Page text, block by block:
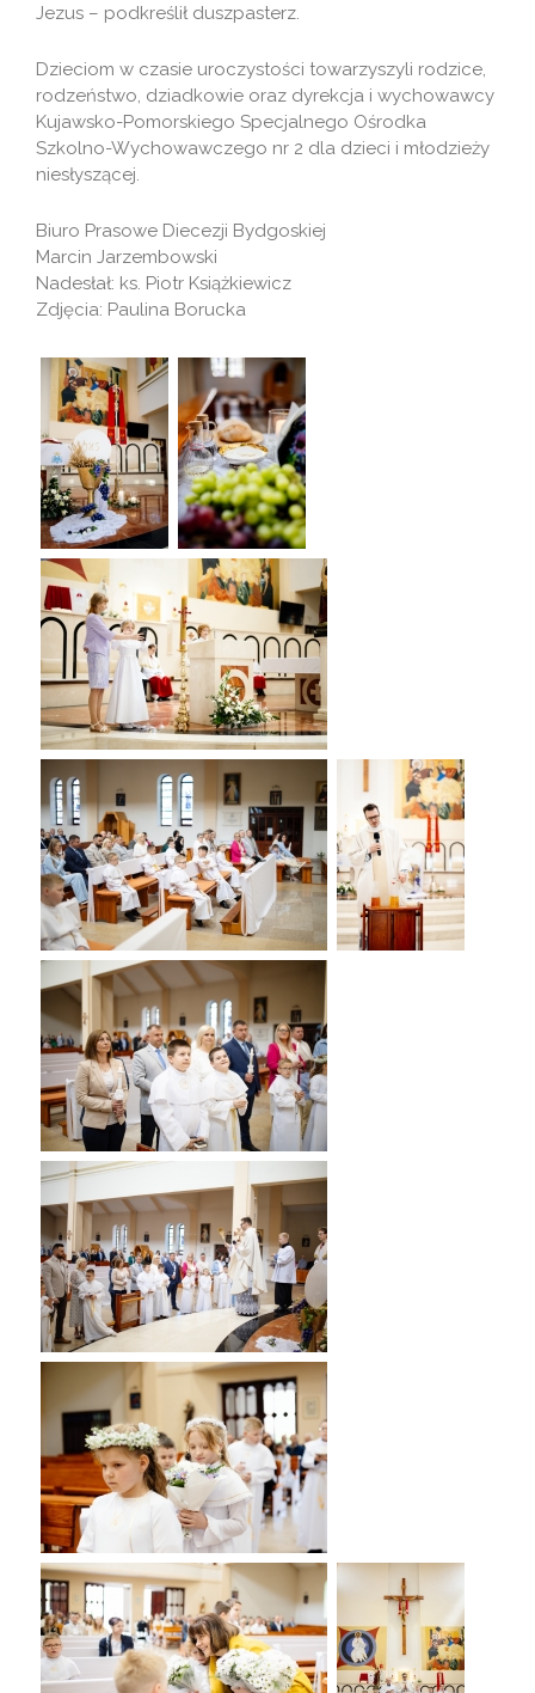
Jezus – podkreślił duszpasterz.
Dzieciom w czasie uroczystości towarzyszyli rodzice,
rodzeństwo, dziadkowie oraz dyrekcja i wychowawcy
Kujawsko-Pomorskiego Specjalnego Ośrodka
Szkolno-Wychowawczego nr 2 dla dzieci i młodzieży
niesłyszącej.
Biuro Prasowe Diecezji Bydgoskiej
Marcin Jarzembowski
Nadesłał: ks. Piotr Książkiewicz
Zdjęcia: Paulina Borucka